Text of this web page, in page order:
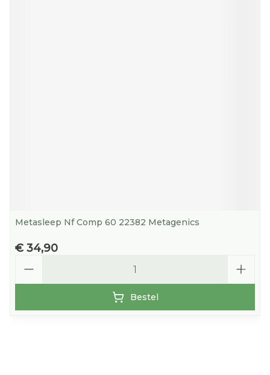
Metasleep Nf Comp 60 22382 Metagenics
€ 34,90
Bestel